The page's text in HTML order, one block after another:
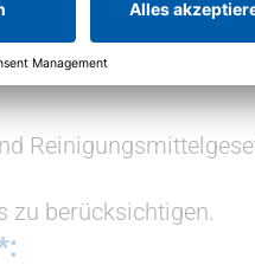
zu berücksichtigen.